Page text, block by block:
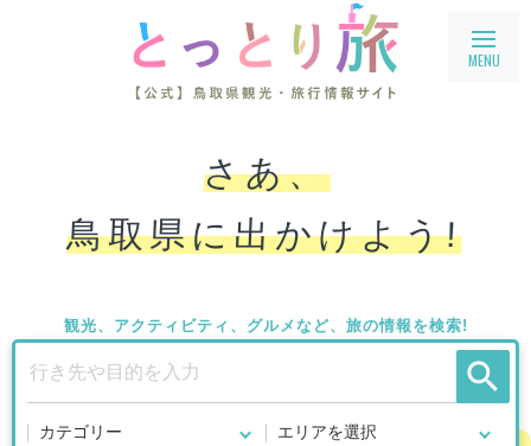
鳥取県フィルムコミッション
アクセス
会員ページ
宿泊案内
さあ、
鳥取県に出かけよう!
観光、アクティビティ、グルメなど、旅の情報を検索!
search